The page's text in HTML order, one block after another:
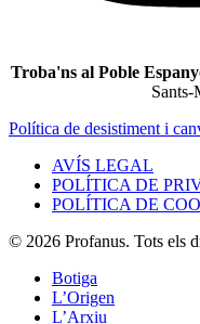
Troba'ns al Poble
Política de desistiment i
AVÍS LEGAL
POLÍTICA DE
POLÍTICA DE
© 2026 Profanus. Tots els
Botiga
L’Origen
L’Arxiu